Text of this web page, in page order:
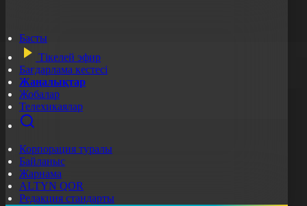
Басты
Тікелей эфир
Бағдарлама кестесі
Жаңалықтар
Жобалар
Телехикаялар
Корпорация туралы
Байланыс
Жарнама
ALTYN QOR
Редакция стандарты